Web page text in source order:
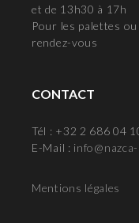
et de 13h30 à 17h
Pour les palettes
rendez-vous
CONTACT
Tél : +32 2 686 04
E-Mail :
Mentions légales